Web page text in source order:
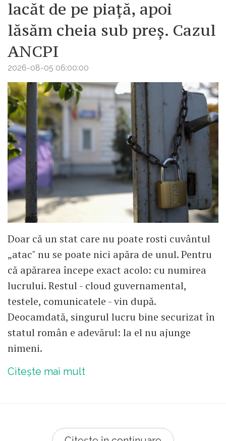
lacăt de pe piață, apoi
lăsăm cheia sub preș. Cazul
ANCPI
2026-08-05 06:00:00
Doar că un stat care nu poate rosti cuvântul
„atac" nu se poate nici apăra de unul. Pentru
că apărarea începe exact acolo: cu numirea
lucrului. Restul - cloud guvernamental,
testele, comunicatele - vin după.
Deocamdată, singurul lucru bine securizat în
statul român e adevărul: la el nu ajunge
nimeni.
Citește mai mult